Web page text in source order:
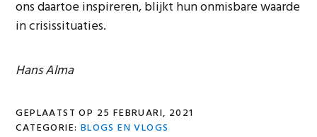
ons daartoe inspireren, blijkt hun onmisbare waarde
in crisissituaties.
Hans Alma
GEPLAATST OP 25 FEBRUARI, 2021
CATEGORIE: BLOGS EN VLOGS